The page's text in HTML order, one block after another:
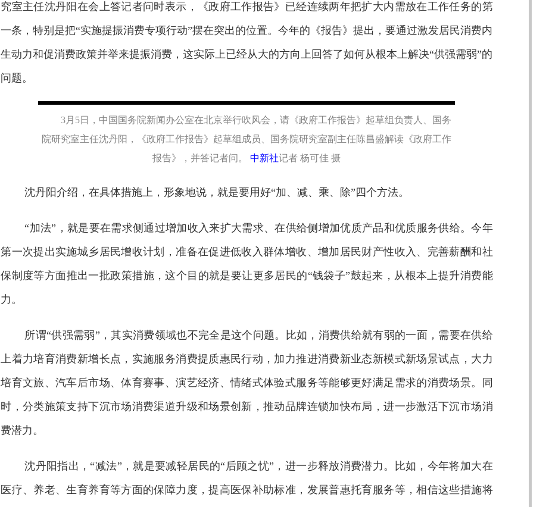
究室主任沈丹阳在会上答记者问时表示，《政府工作报告》已经连续两年把扩大内需放在工作任务的第
一条，特别是把“实施提振消费专项行动”摆在突出的位置。今年的《报告》提出，要通过激发居民消费内
生动力和促消费政策并举来提振消费，这实际上已经从大的方向上回答了如何从根本上解决“供强需弱”的
问题。
3月5日，中国国务院新闻办公室在北京举行吹风会，请《政府工作报告》起草组负责人、国务
院研究室主任沈丹阳，《政府工作报告》起草组成员、国务院研究室副主任陈昌盛解读《政府工作
报告》，并答记者问。中新社记者 杨可佳 摄
沈丹阳介绍，在具体措施上，形象地说，就是要用好“加、减、乘、除”四个方法。
“加法”，就是要在需求侧通过增加收入来扩大需求、在供给侧增加优质产品和优质服务供给。今年
第一次提出实施城乡居民增收计划，准备在促进低收入群体增收、增加居民财产性收入、完善薪酬和社
保制度等方面推出一批政策措施，这个目的就是要让更多居民的“钱袋子”鼓起来，从根本上提升消费能
力。
所谓“供强需弱”，其实消费领域也不完全是这个问题。比如，消费供给就有弱的一面，需要在供给
上着力培育消费新增长点，实施服务消费提质惠民行动，加力推进消费新业态新模式新场景试点，大力
培育文旅、汽车后市场、体育赛事、演艺经济、情绪式体验式服务等能够更好满足需求的消费场景。同
时，分类施策支持下沉市场消费渠道升级和场景创新，推动品牌连锁加快布局，进一步激活下沉市场消
费潜力。
沈丹阳指出，“减法”，就是要减轻居民的“后顾之忧”，进一步释放消费潜力。比如，今年将加大在
医疗、养老、生育养育等方面的保障力度，提高医保补助标准，发展普惠托育服务等，相信这些措施将